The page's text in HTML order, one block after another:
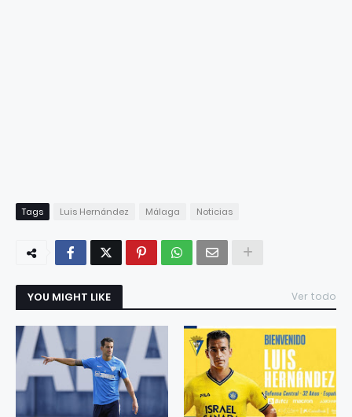
Tags Luis Hernández Málaga Noticias
YOU MIGHT LIKE Ver todo